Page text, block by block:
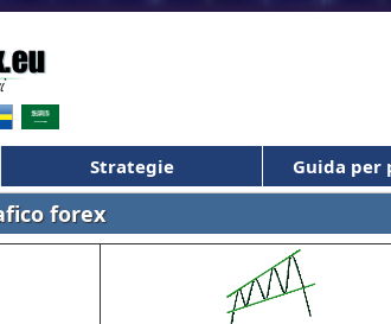
Strategie Guida
forex